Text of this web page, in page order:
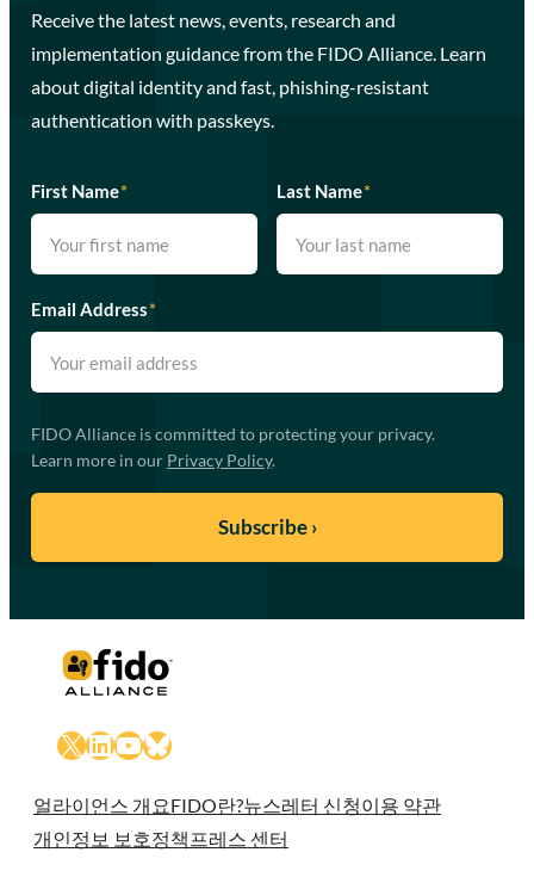
Receive the latest news, events, research and
implementation guidance from the FIDO Alliance. Learn
about digital identity and fast, phishing-resistant
authentication with passkeys.
First Name* Last Name*
Email Address*
FIDO Alliance is committed to protecting your privacy.
Learn more in our Privacy Policy.
X LinkedIn
YouTube
Bluesky
얼라이언스 개요FIDO란?뉴스레터 신청이용 약관
개인정보 보호정책 프레스 센터